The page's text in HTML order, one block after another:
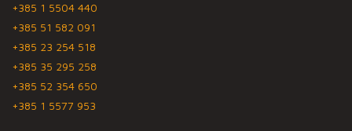
+385 1 5504 440
+385 51 582 091
+385 23 254 518
+385 35 295 258
+385 52 354 650
+385 1 5577 953